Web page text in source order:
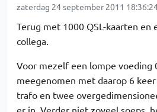
zaterdag 24 september 2011
Terug met 1000 QSL-kaarten en
collega.
Voor mezelf een lompe voeding
meegenomen met daarop 6
trafo en twee
er in. Verder niet zoveel soeps,